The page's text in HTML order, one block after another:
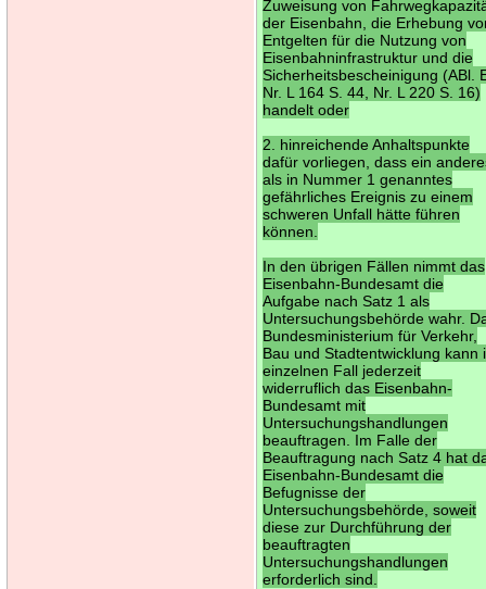
Zuweisung von
der Eisenbahn, die Erhebung
Entgelten für die Nutzung von
Eisenbahninfrastruktur und die
Sicherheitsbescheinigung (ABl.
Nr. L 164 S. 44, Nr. L 220 S. 16)
handelt oder
2. hinreichende Anhaltspunkte
dafür vorliegen, dass ein
als in Nummer 1 genanntes
gefährliches Ereignis zu einem
schweren Unfall hätte führen
können.
In den übrigen Fällen nimmt das
Eisenbahn-Bundesamt die
Aufgabe nach Satz 1 als
Untersuchungsbehörde wahr.
Bundesministerium für Verkehr,
Bau und Stadtentwicklung kann
einzelnen Fall jederzeit
widerruflich das Eisenbahn-
Bundesamt mit
Untersuchungshandlungen
beauftragen. Im Falle der
Beauftragung nach Satz 4 hat
Eisenbahn-Bundesamt die
Befugnisse der
Untersuchungsbehörde, soweit
diese zur Durchführung der
beauftragten
Untersuchungshandlungen
erforderlich sind.